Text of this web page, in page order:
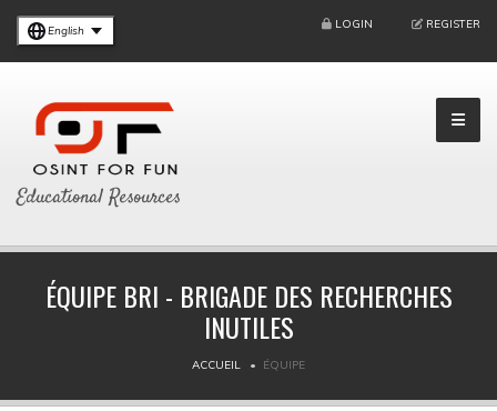
English LOGIN REGISTER
Educational Resources
ÉQUIPE BRI - BRIGADE DES RECHERCHES
INUTILES
ACCUEIL ÉQUIPE